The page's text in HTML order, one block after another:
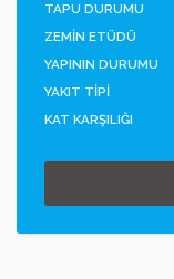
TAPU DURUMU
ZEMİN ETÜDÜ
YAPININ DURUMU
YAKIT TİPİ
KAT KARŞILIĞI